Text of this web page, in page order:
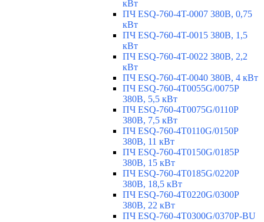
кВт
ПЧ ESQ-760-4T-0007 380В, 0,75
кВт
ПЧ ESQ-760-4T-0015 380В, 1,5
кВт
ПЧ ESQ-760-4T-0022 380В, 2,2
кВт
ПЧ ESQ-760-4T-0040 380В, 4 кВт
ПЧ ESQ-760-4T0055G/0075P
380В, 5,5 кВт
ПЧ ESQ-760-4T0075G/0110P
380В, 7,5 кВт
ПЧ ESQ-760-4T0110G/0150P
380В, 11 кВт
ПЧ ESQ-760-4T0150G/0185P
380В, 15 кВт
ПЧ ESQ-760-4T0185G/0220P
380В, 18,5 кВт
ПЧ ESQ-760-4T0220G/0300P
380В, 22 кВт
ПЧ ESQ-760-4T0300G/0370P-BU